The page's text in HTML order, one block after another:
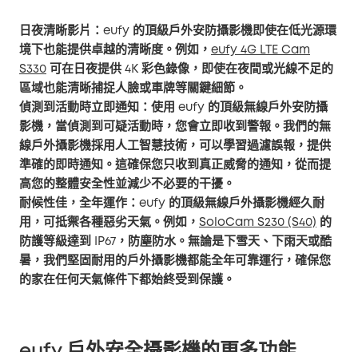
日夜清晰影片 ：eufy 的頂級戶外安防攝影機即使在低光源環
境下也能提供卓越的清晰度。例如， eufy 4G LTE Cam
S330 可在日夜提供 4K 彩色錄像，即使在夜間或光線不足的
區域也能清晰捕捉人臉或車牌等關鍵細節。
偵測到活動時立即通知 ：使用 eufy 的頂級無線戶外安防攝
影機，當偵測到可疑活動時，您會立即收到警報。我們的無
線戶外攝影機採用人工智慧技術，可以學習過濾誤報，提供
準確的即時通知。這確保您只收到真正威脅的通知，從而提
高您的整體安全性並減少不必要的干擾。
耐候性佳，全年運作 ：eufy 的頂級無線戶外攝影機經久耐
用，可抵禦各種惡劣天氣。例如， SoloCam S230 (S40) 的
防護等級達到 IP67，防塵防水。無論是下雪天、下雨天或酷
暑，我們堅固耐用的戶外攝影機都能全年可靠運行，確保您
的家在任何天氣條件下都始終受到保護。